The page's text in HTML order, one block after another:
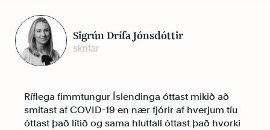
Sigrún Drífa Jónsdóttir
skrifar
Ríflega fimmtungur Íslendinga óttast mikið að
smitast af COVID-19 en nær fjórir af hverjum tíu
óttast það lítið og sama hlutfall óttast það hvorki